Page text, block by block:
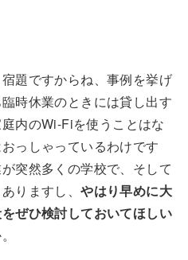
題ですからね、事例を挙げ
時休業のときには貸し出す
内のWi-Fiを使うことはな
っしゃっているわけです
突然多くの学校で、そして
りますし、やはり早めに大
ぜひ検討しておいてほしい